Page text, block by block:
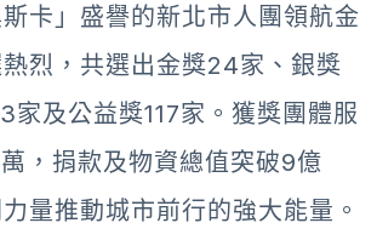
卡」盛譽的新北市人團領航金
烈，共選出金獎24家、銀獎
家及公益獎117家。獲獎團體服
，捐款及物資總值突破9億
量推動城市前行的強大能量。